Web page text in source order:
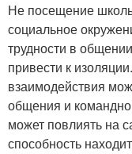
Не посещение
социальное
трудности в
привести к
взаимодействия
общения и
может повлиять на
способность